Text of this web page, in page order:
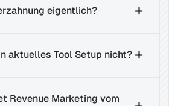
eigentlich?
aktuelles Tool Setup nicht?
Revenue Marketing vom